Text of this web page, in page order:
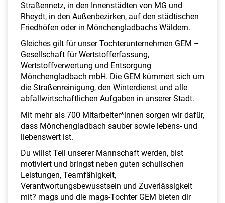
Straßennetz, in den Innenstädten von MG und
Rheydt, in den Außenbezirken, auf den städtischen
Friedhöfen oder in Mönchengladbachs Wäldern.
Gleiches gilt für unser Tochterunternehmen GEM –
Gesellschaft für Wertstofferfassung,
Wertstoffverwertung und Entsorgung
Mönchengladbach mbH. Die GEM kümmert sich um
die Straßenreinigung, den Winterdienst und alle
abfallwirtschaftlichen Aufgaben in unserer Stadt.
Mit mehr als 700 Mitarbeiter*innen sorgen wir dafür,
dass Mönchengladbach sauber sowie lebens- und
liebenswert ist.
Du willst Teil unserer Mannschaft werden, bist
motiviert und bringst neben guten schulischen
Leistungen, Teamfähigkeit,
Verantwortungsbewusstsein und Zuverlässigkeit
mit? mags und die mags-Tochter GEM bieten dir